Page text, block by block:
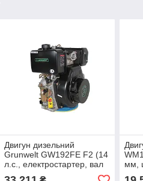
Двигун дизельний
Grunwelt GW192FE F2 (14
л.с., електростартер, вал
25 мм, шпонка)
мм,